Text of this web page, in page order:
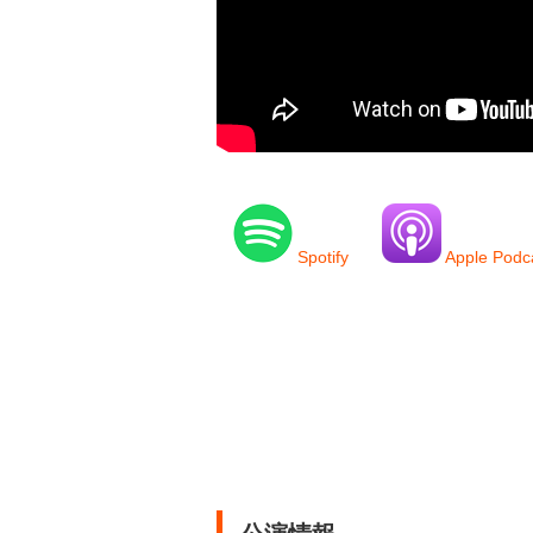
Spotify Apple